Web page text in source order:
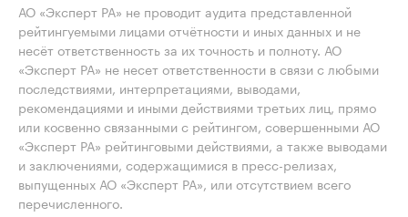
АО «Эксперт РА» не проводит аудита представленной
рейтингуемыми лицами отчётности и иных данных и не
несёт ответственность за их точность и полноту. АО
«Эксперт РА» не несет ответственности в связи с любыми
последствиями, интерпретациями, выводами,
рекомендациями и иными действиями третьих лиц, прямо
или косвенно связанными с рейтингом, совершенными АО
«Эксперт РА» рейтинговыми действиями, а также выводами
и заключениями, содержащимися в пресс-релизах,
выпущенных АО «Эксперт РА», или отсутствием всего
перечисленного.